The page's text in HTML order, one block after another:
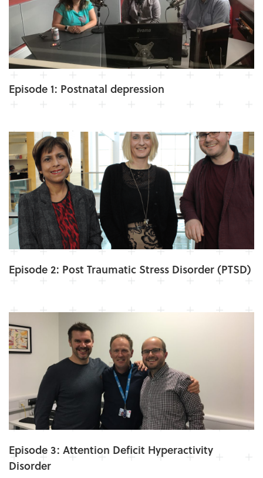
Episode 1: Postnatal depression
Episode 2: Post Traumatic Stress Disorder (PTSD)
Episode 3: Attention Deficit Hyperactivity
Disorder